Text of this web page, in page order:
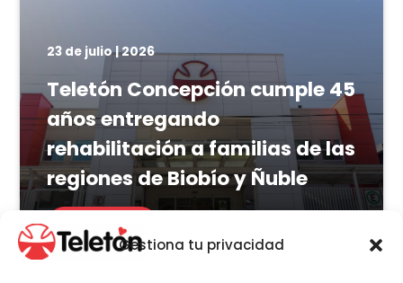
Gestiona tu privacidad
23 de julio | 2026
Teletón Concepción cumple 45
años entregando
rehabilitación a familias de las
regiones de Biobío y Ñuble
LEER MÁS